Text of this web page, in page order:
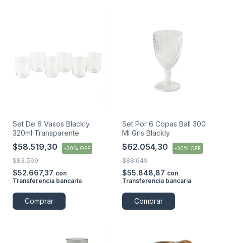
Set De 6 Vasos Blackly
320ml Transparente
$58.519,30 -30% OFF
$83.599
$52.667,37 con
Transferencia bancaria
Comprar
Set Por 6 Copas Ball 300
Ml Gris Blackly
$62.054,30 -30% OFF
$88.649
$55.848,87 con
Transferencia bancaria
Comprar